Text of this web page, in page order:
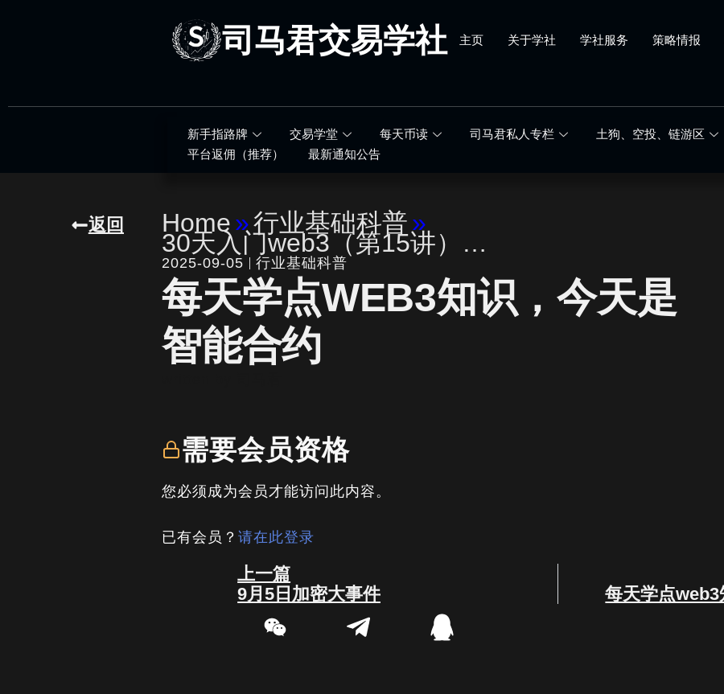
司马君交易学社 主页 关于学社 学社服务 策略情报
新手指路牌 交易学堂 每天币读 司马君私人专栏 土狗、空投、链游区
平台返佣（推荐）
最新通知公告
返回 Home»行业基础科普»
30天入门web3（第15讲）…
2025-09-05 行业基础科普
每天学点WEB3知识，今天是
智能合约
需要会员资格
您必须成为会员才能访问此内容。
已有会员？请在此登录
Prev
上一篇
9月5日加密大事件
每天学点